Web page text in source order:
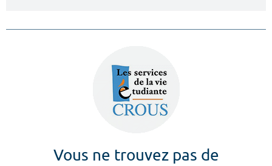
Vous ne trouvez pas de